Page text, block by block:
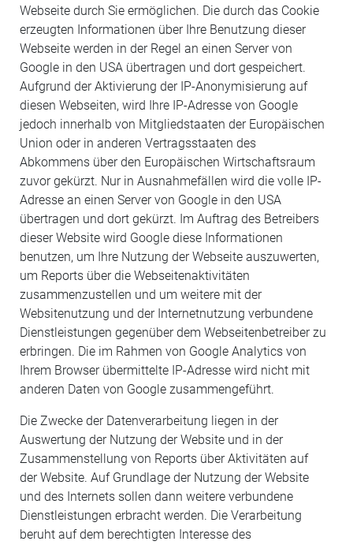
Webseite durch Sie ermöglichen. Die durch das Cookie
erzeugten Informationen über Ihre Benutzung dieser
Webseite werden in der Regel an einen Server von
Google in den USA übertragen und dort gespeichert.
Aufgrund der Aktivierung der IP-Anonymisierung auf
diesen Webseiten, wird Ihre IP-Adresse von Google
jedoch innerhalb von Mitgliedstaaten der Europäischen
Union oder in anderen Vertragsstaaten des
Abkommens über den Europäischen Wirtschaftsraum
zuvor gekürzt. Nur in Ausnahmefällen wird die volle IP-
Adresse an einen Server von Google in den USA
übertragen und dort gekürzt. Im Auftrag des Betreibers
dieser Website wird Google diese Informationen
benutzen, um Ihre Nutzung der Webseite auszuwerten,
um Reports über die Webseitenaktivitäten
zusammenzustellen und um weitere mit der
Websitenutzung und der Internetnutzung verbundene
Dienstleistungen gegenüber dem Webseitenbetreiber zu
erbringen. Die im Rahmen von Google Analytics von
Ihrem Browser übermittelte IP-Adresse wird nicht mit
anderen Daten von Google zusammengeführt.
Die Zwecke der Datenverarbeitung liegen in der
Auswertung der Nutzung der Website und in der
Zusammenstellung von Reports über Aktivitäten auf
der Website. Auf Grundlage der Nutzung der Website
und des Internets sollen dann weitere verbundene
Dienstleistungen erbracht werden. Die Verarbeitung
beruht auf dem berechtigten Interesse des